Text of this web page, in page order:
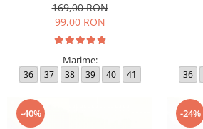
169,00 RON
99,00 RON
Marime:
36 37 38 39 40 41 36
-40% -24%